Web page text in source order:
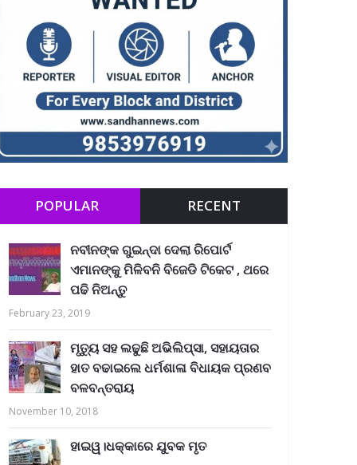
POPULAR RECENT
ନବୀନଙ୍କ ଗୁଇନ୍ଦା ଦେଲା ରିପୋର୍ଟ
ଏମାନଙ୍କୁ ମିଳିବନି ବିଜେଡି ଟିକେଟ , ଥରେ
ପଢି ନିଅନ୍ତୁ
February 23, 2019
ମୃତ୍ୟୁ ସହ ଲଢୁଛି ଅଭିଲିପ୍ସା, ସହାୟତାର
ହାତ ବଢାଇଲେ ଧର୍ମଶାଳା ବିଧାୟକ ପ୍ରଣବ
ବଳବନ୍ତରାୟ
November 10, 2018
ହାଇୱ।ଧକ୍କାରେ ଯୁବକ ମୃତ